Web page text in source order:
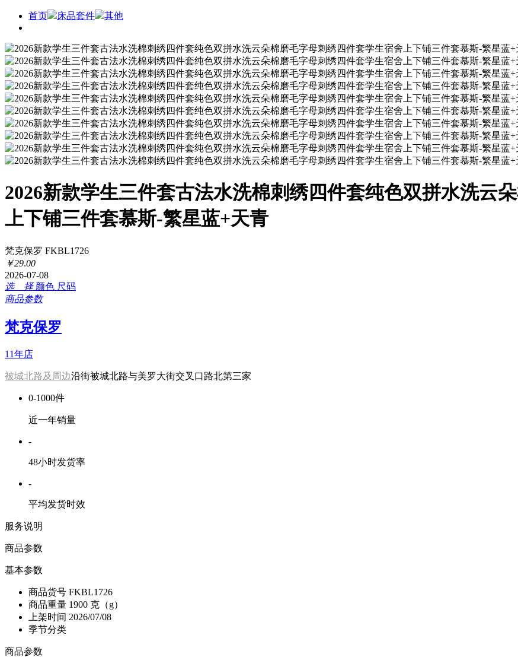
首页 床品套件 其他
2026新款学生三件套古法水洗棉刺绣四件套纯色双拼水洗云
上下铺三件套慕斯-繁星蓝+天青
梵克保罗 FKBL1726
￥29.00
2026-07-08
选 择 颜色 尺码
商品参数
梵克保罗
11年店
被城北路及周边沿街被城北路与美罗大街交叉口路北第三家
0-1000件
近一年销量
-
48小时发货率
-
平均发货时效
服务说明
商品参数
基本参数
商品货号 FKBL1726
商品重量 1900 克（g）
上架时间 2026/07/08
季节分类
商品参数